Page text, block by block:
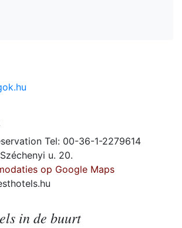
Tel: 00-36-1-2279614
u. 20.
op Google Maps
in de buurt